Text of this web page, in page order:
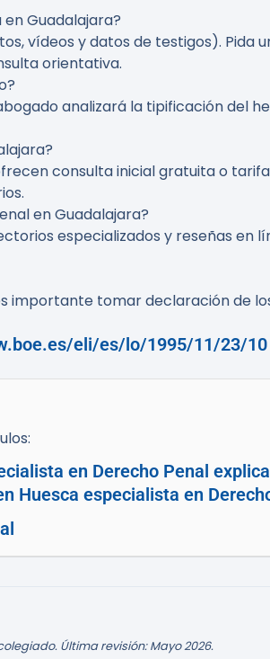
Guadalajara?
vídeos y datos de testigos). Pida
orientativa.
analizará la tipificación del
consulta inicial gratuita o
en Guadalajara?
especializados y reseñas en
importante tomar declaración de
eli/es/lo/1995/11/23/10
en Derecho Penal
Huesca especialista en
Última revisión: Mayo 2026.